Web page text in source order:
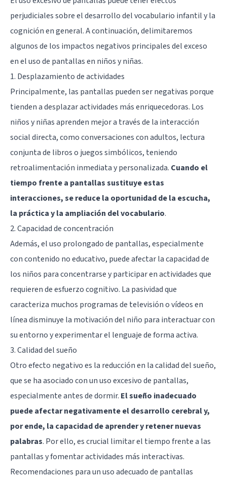
perjudiciales sobre el desarrollo del vocabulario infantil y la
cognición en general. A continuación, delimitaremos
algunos de los impactos negativos principales del exceso
en el uso de pantallas en niños y niñas.
1. Desplazamiento de actividades
Principalmente, las pantallas pueden ser negativas porque
tienden a desplazar actividades más enriquecedoras. Los
niños y niñas aprenden mejor a través de la interacción
social directa, como conversaciones con adultos, lectura
conjunta de libros o juegos simbólicos, teniendo
retroalimentación inmediata y personalizada. Cuando el
tiempo frente a pantallas sustituye estas
interacciones, se reduce la oportunidad de la escucha,
la práctica y la ampliación del vocabulario.
2. Capacidad de concentración
Además, el uso prolongado de pantallas, especialmente
con contenido no educativo, puede afectar la capacidad de
los niños para concentrarse y participar en actividades que
requieren de esfuerzo cognitivo. La pasividad que
caracteriza muchos programas de televisión o vídeos en
línea disminuye la motivación del niño para interactuar con
su entorno y experimentar el lenguaje de forma activa.
3. Calidad del sueño
Otro efecto negativo es la reducción en la calidad del sueño,
que se ha asociado con un uso excesivo de pantallas,
especialmente antes de dormir. El sueño inadecuado
puede afectar negativamente el desarrollo cerebral y,
por ende, la capacidad de aprender y retener nuevas
palabras. Por ello, es crucial limitar el tiempo frente a las
pantallas y fomentar actividades más interactivas.
Recomendaciones para un uso adecuado de pantallas